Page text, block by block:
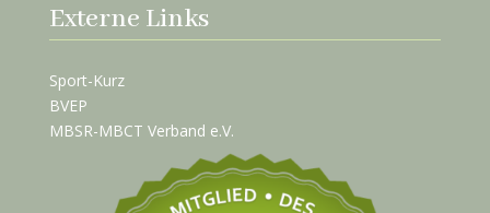
Externe Links
Sport-Kurz
BVEP
MBSR-MBCT Verband e.V.